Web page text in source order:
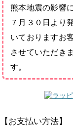
熊本地震の影響
７月３０日より
いておりますお
させていただき
す。
【お支払い方法】